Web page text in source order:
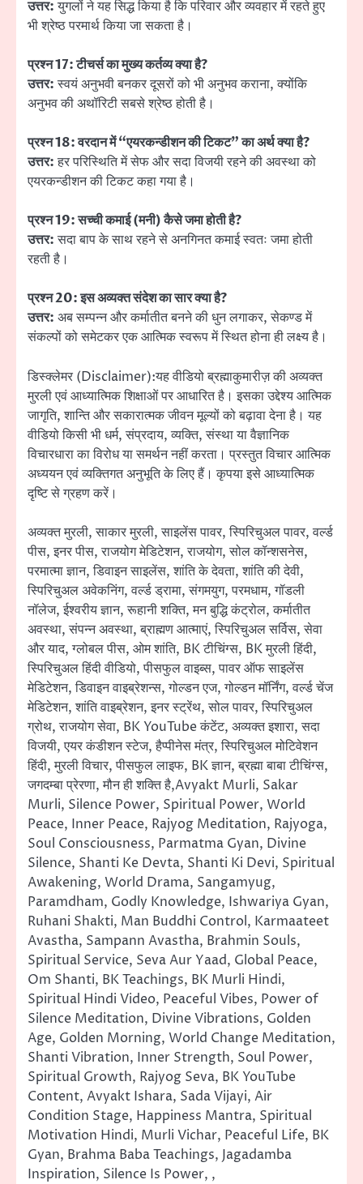
उत्तर:युगलों ने यह सिद्ध किया है कि परिवार और व्यवहार में रहते हुए
भी श्रेष्ठ परमार्थ किया जा सकता है।
प्रश्न 17: टीचर्स का मुख्य कर्तव्य क्या है?
उत्तर:स्वयं अनुभवी बनकर दूसरों को भी अनुभव कराना, क्योंकि
अनुभव की अथॉरिटी सबसे श्रेष्ठ होती है।
प्रश्न 18: वरदान में “एयरकन्डीशन की टिकट” का अर्थ क्या है?
उत्तर:हर परिस्थिति में सेफ और सदा विजयी रहने की अवस्था को
एयरकन्डीशन की टिकट कहा गया है।
प्रश्न 19: सच्ची कमाई (मनी) कैसे जमा होती है?
उत्तर:सदा बाप के साथ रहने से अनगिनत कमाई स्वतः जमा होती
रहती है।
प्रश्न 20: इस अव्यक्त संदेश का सार क्या है?
उत्तर: अब सम्पन्न और कर्मातीत बनने की धुन लगाकर, सेकण्ड में
संकल्पों को समेटकर एक आत्मिक स्वरूप में स्थित होना ही लक्ष्य है।
डिस्क्लेमर (Disclaimer):यह वीडियो ब्रह्माकुमारीज़ की अव्यक्त
मुरली एवं आध्यात्मिक शिक्षाओं पर आधारित है। इसका उद्देश्य आत्मिक
जागृति, शान्ति और सकारात्मक जीवन मूल्यों को बढ़ावा देना है। यह
वीडियो किसी भी धर्म, संप्रदाय, व्यक्ति, संस्था या वैज्ञानिक
विचारधारा का विरोध या समर्थन नहीं करता। प्रस्तुत विचार आत्मिक
अध्ययन एवं व्यक्तिगत अनुभूति के लिए हैं। कृपया इसे आध्यात्मिक
दृष्टि से ग्रहण करें।
अव्यक्त मुरली, साकार मुरली, साइलेंस पावर, स्पिरिचुअल पावर, वर्ल्ड
पीस, इनर पीस, राजयोग मेडिटेशन, राजयोग, सोल कॉन्शसनेस,
परमात्मा ज्ञान, डिवाइन साइलेंस, शांति के देवता, शांति की देवी,
स्पिरिचुअल अवेकनिंग, वर्ल्ड ड्रामा, संगमयुग, परमधाम, गॉडली
नॉलेज, ईश्वरीय ज्ञान, रूहानी शक्ति, मन बुद्धि कंट्रोल, कर्मातीत
अवस्था, संपन्न अवस्था, ब्राह्मण आत्माएं, स्पिरिचुअल सर्विस, सेवा
और याद, ग्लोबल पीस, ओम शांति, BK टीचिंग्स, BK मुरली हिंदी,
स्पिरिचुअल हिंदी वीडियो, पीसफुल वाइब्स, पावर ऑफ साइलेंस
मेडिटेशन, डिवाइन वाइब्रेशन्स, गोल्डन एज, गोल्डन मॉर्निंग, वर्ल्ड चेंज
मेडिटेशन, शांति वाइब्रेशन, इनर स्ट्रेंथ, सोल पावर, स्पिरिचुअल
ग्रोथ, राजयोग सेवा, BK YouTube कंटेंट, अव्यक्त इशारा, सदा
विजयी, एयर कंडीशन स्टेज, हैप्पीनेस मंत्र, स्पिरिचुअल मोटिवेशन
हिंदी, मुरली विचार, पीसफुल लाइफ, BK ज्ञान, ब्रह्मा बाबा टीचिंग्स,
जगदम्बा प्रेरणा, मौन ही शक्ति है,Avyakt Murli, Sakar
Murli, Silence Power, Spiritual Power, World
Peace, Inner Peace, Rajyog Meditation, Rajyoga,
Soul Consciousness, Parmatma Gyan, Divine
Silence, Shanti Ke Devta, Shanti Ki Devi, Spiritual
Awakening, World Drama, Sangamyug,
Paramdham, Godly Knowledge, Ishwariya Gyan,
Ruhani Shakti, Man Buddhi Control, Karmaateet
Avastha, Sampann Avastha, Brahmin Souls,
Spiritual Service, Seva Aur Yaad, Global Peace,
Om Shanti, BK Teachings, BK Murli Hindi,
Spiritual Hindi Video, Peaceful Vibes, Power of
Silence Meditation, Divine Vibrations, Golden
Age, Golden Morning, World Change Meditation,
Shanti Vibration, Inner Strength, Soul Power,
Spiritual Growth, Rajyog Seva, BK YouTube
Content, Avyakt Ishara, Sada Vijayi, Air
Condition Stage, Happiness Mantra, Spiritual
Motivation Hindi, Murli Vichar, Peaceful Life, BK
Gyan, Brahma Baba Teachings, Jagadamba
Inspiration, Silence Is Power, ,